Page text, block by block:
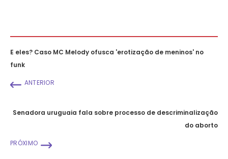
E eles? Caso MC Melody ofusca 'erotização de meninos' no
funk
ANTERIOR
Senadora uruguaia fala sobre processo de descriminalização
do aborto
PRÓXIMO